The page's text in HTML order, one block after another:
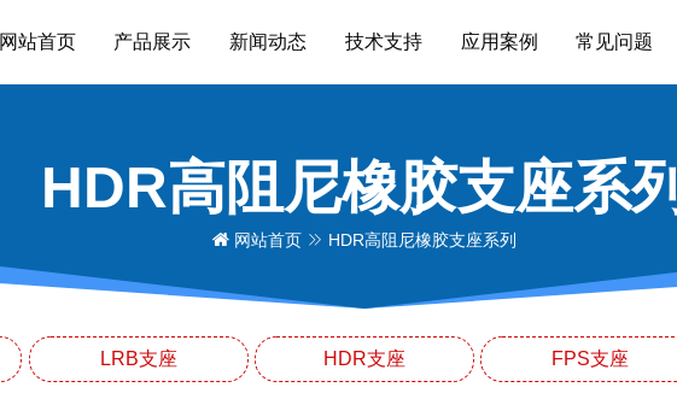
网站首页 产品展示 新闻动态 技术支持 应用案例 常见问题
HDR高阻尼橡胶支座系列
网站首页 HDR高阻尼橡胶支座系列
LRB支座 HDR支座 FPS支座